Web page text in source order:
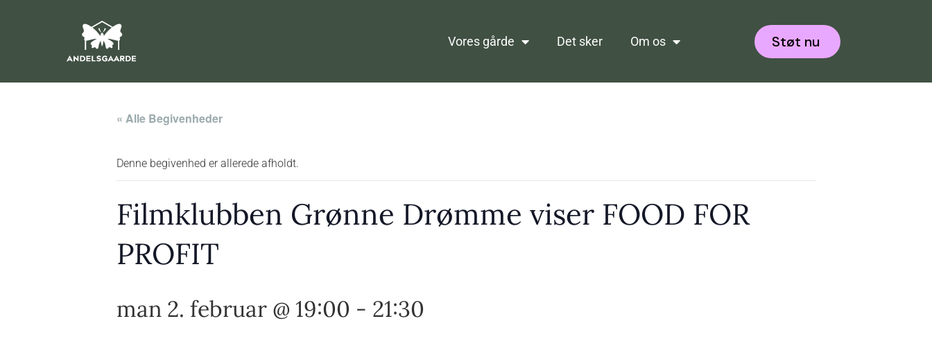
Vores gårde Det sker Om os Støt nu
« Alle Begivenheder
Denne begivenhed er allerede afholdt.
Filmklubben Grønne Drømme viser FOOD FOR
PROFIT
man 2. februar @ 19:00 - 21:30